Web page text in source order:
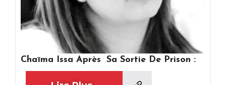
Chaïma Issa Après Sa Sortie De Prison :